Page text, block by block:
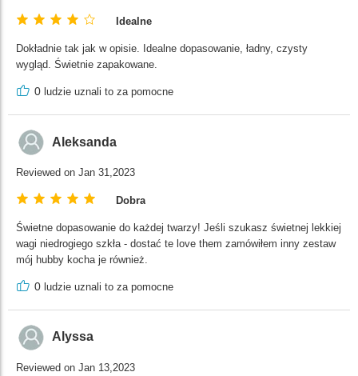
Idealne
Dokładnie tak jak w opisie. Idealne dopasowanie, ładny, czysty
wygląd. Świetnie zapakowane.
0 ludzie uznali to za pomocne
Aleksanda
Reviewed on Jan 31,2023
Dobra
Świetne dopasowanie do każdej twarzy! Jeśli szukasz świetnej lekkiej
wagi niedrogiego szkła - dostać te love them zamówiłem inny zestaw
mój hubby kocha je również.
0 ludzie uznali to za pomocne
Alyssa
Reviewed on Jan 13,2023